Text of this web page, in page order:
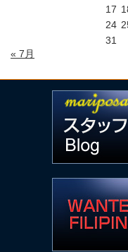
17
24
31
« 7月